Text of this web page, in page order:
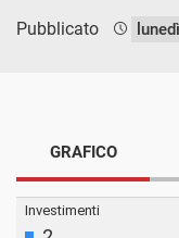
Pubblicato
GRAFICO